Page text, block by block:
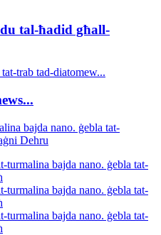
tal-ħadid għall-